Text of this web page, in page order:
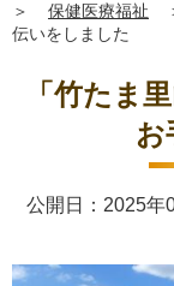
＞
保健医療福祉
伝いをしました
「竹たま
お
公開日：2025